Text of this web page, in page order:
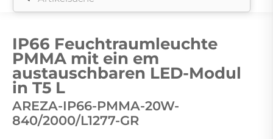
IP66 Feuchtraumleuchte
PMMA mit ein em
austauschbaren LED-Modul
in T5 L
AREZA-IP66-PMMA-20W-
840/2000/L1277-GR